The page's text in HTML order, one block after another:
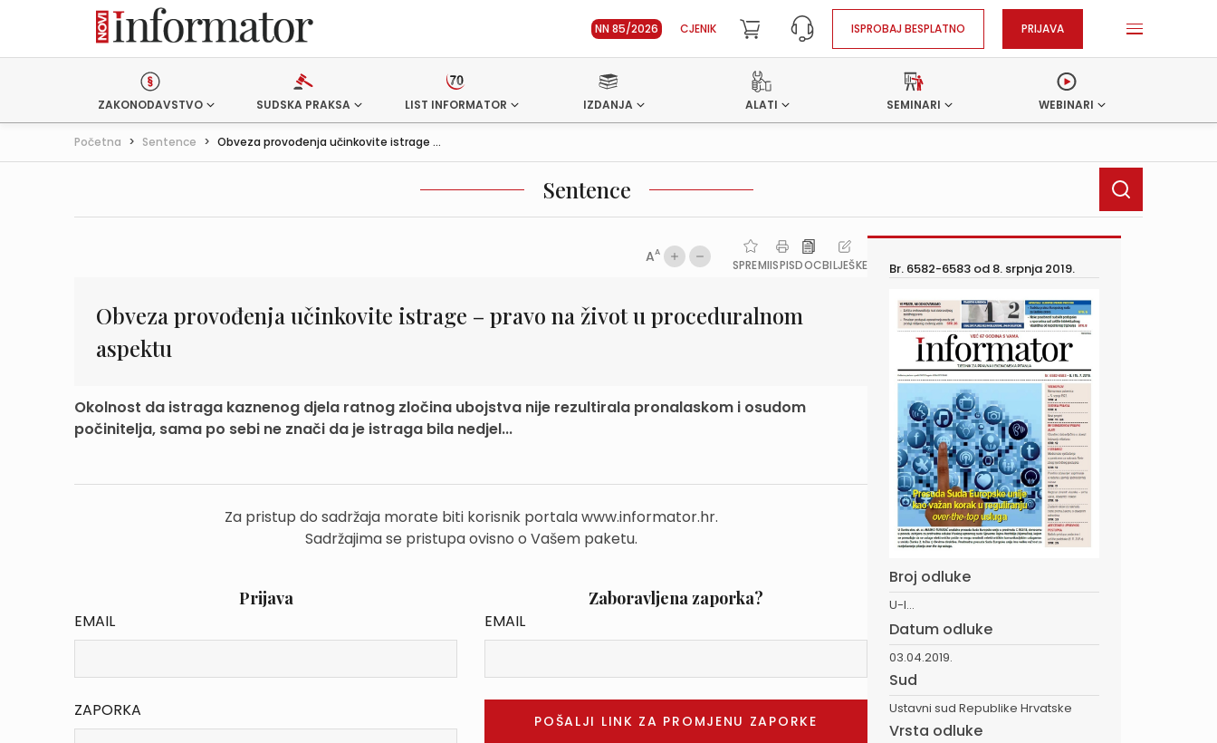
NN 85/2026 CJENIK ISPROBAJ BESPLATNO PRIJAVA
ZAKONODAVSTVO SUDSKA PRAKSA LIST INFORMATOR IZDANJA ALATI SEMINARI WEBINARI
Početna > Sentence > Obveza provođenja učinkovite istrage ...
Sentence
AA
SPREMIISPISDOCBILJEŠKE
Obveza provođenja učinkovite istrage – pravo na život u proceduralnom
aspektu
Okolnost da istraga kaznenog djela ratnog zločina ubojstva nije rezultirala pronalaskom i osudom
počinitelja, sama po sebi ne znači da je istraga bila nedjel...
Za pristup do sadržaja morate biti korisnik portala www.informator.hr.
Sadržajima se pristupa ovisno o Vašem paketu.
Prijava
EMAIL
ZAPORKA
Zaboravljena zaporka?
EMAIL
Br. 6582-6583 od 8. srpnja 2019.
Broj odluke
U-I...
Datum odluke
03.04.2019.
Sud
Ustavni sud Republike Hrvatske
Vrsta odluke